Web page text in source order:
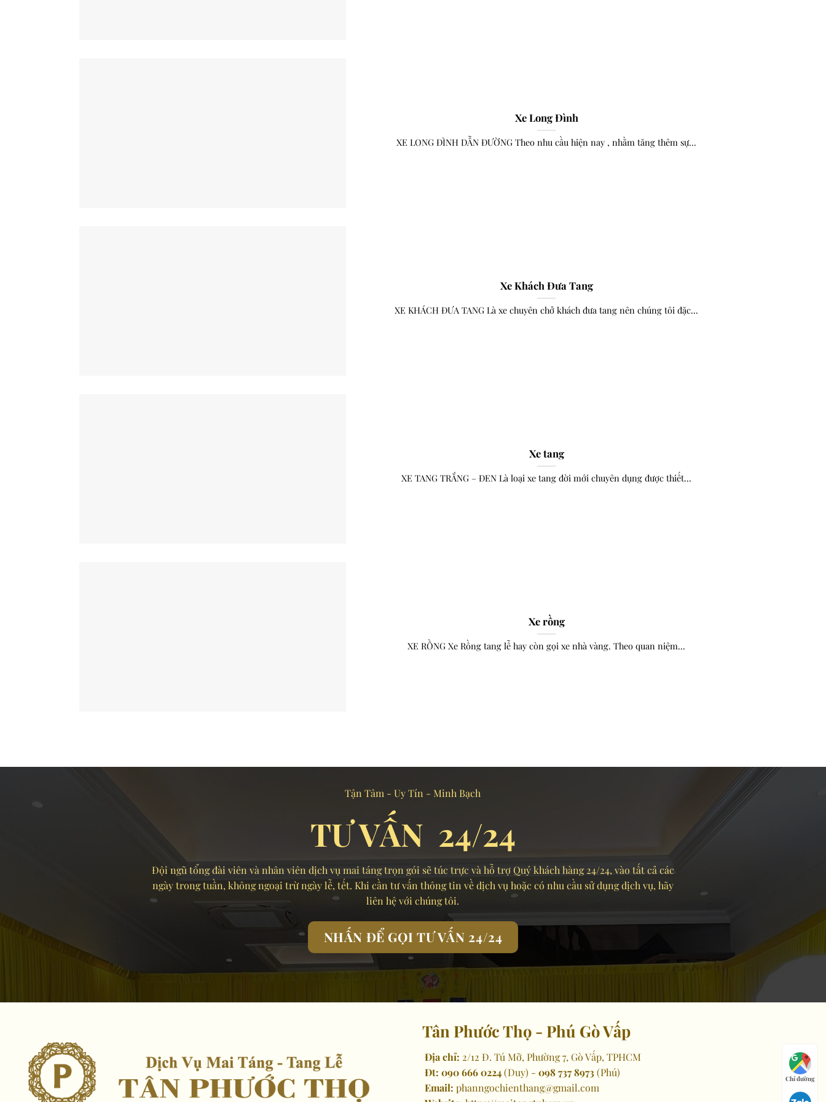
Xe Long Đình
XE LONG ĐÌNH DẪN ĐƯỜNG Theo nhu cầu hiện nay , nhằm tăng thêm sự...
Xe Khách Đưa Tang
XE KHÁCH ĐƯA TANG Là xe chuyên chở khách đưa tang nên chúng tôi đặc...
Xe tang
XE TANG TRẮNG – ĐEN Là loại xe tang đời mới chuyên dụng được thiết...
Xe rồng
XE RỒNG Xe Rồng tang lễ hay còn gọi xe nhà vàng. Theo quan niệm...
Tận Tâm - Uy Tín - Minh Bạch
TƯ VẤN 24/24
Đội ngũ tổng đài viên và nhân viên dịch vụ mai táng trọn gói sẽ túc trực và hỗ trợ Quý khách hàng 24/24, vào tất cả các
ngày trong tuần, không ngoại trừ ngày lễ, tết. Khi cần tư vấn thông tin về dịch vụ hoặc có nhu cầu sử dụng dịch vụ, hãy
liên hệ với chúng tôi.
NHẤN ĐỂ GỌI TƯ VẤN 24/24
Tân Phước Thọ - Phú Gò Vấp
Địa chỉ: 2/12 Đ. Tú Mỡ, Phường 7, Gò Vấp, TPHCM
Đt: 090 666 0224(Duy) - 098 737 8973(Phú)
Email: phanngochienthang@gmail.com
Chỉ đường